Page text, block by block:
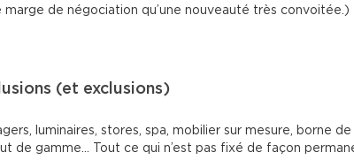
marge de négociation qu’une nouveauté très convoitée.)
(et exclusions)
luminaires, stores, spa, mobilier sur mesure, borne de
de gamme… Tout ce qui n’est pas fixé de façon